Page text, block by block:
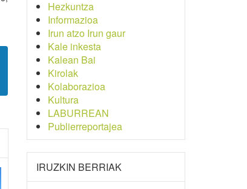
Hezkuntza
Informazioa
Irun atzo Irun gaur
Kale inkesta
Kalean Bai
Kirolak
Kolaborazioa
Kultura
LABURREAN
Publierreportajea
IRUZKIN BERRIAK